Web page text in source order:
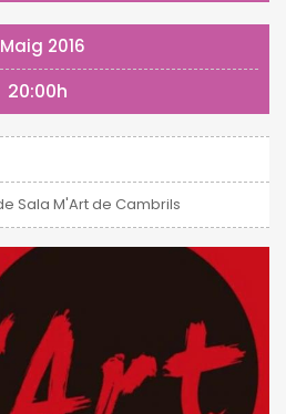
Maig 2016
20:00h
Sala M'Art de Cambrils